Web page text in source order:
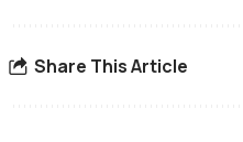
Share This Article